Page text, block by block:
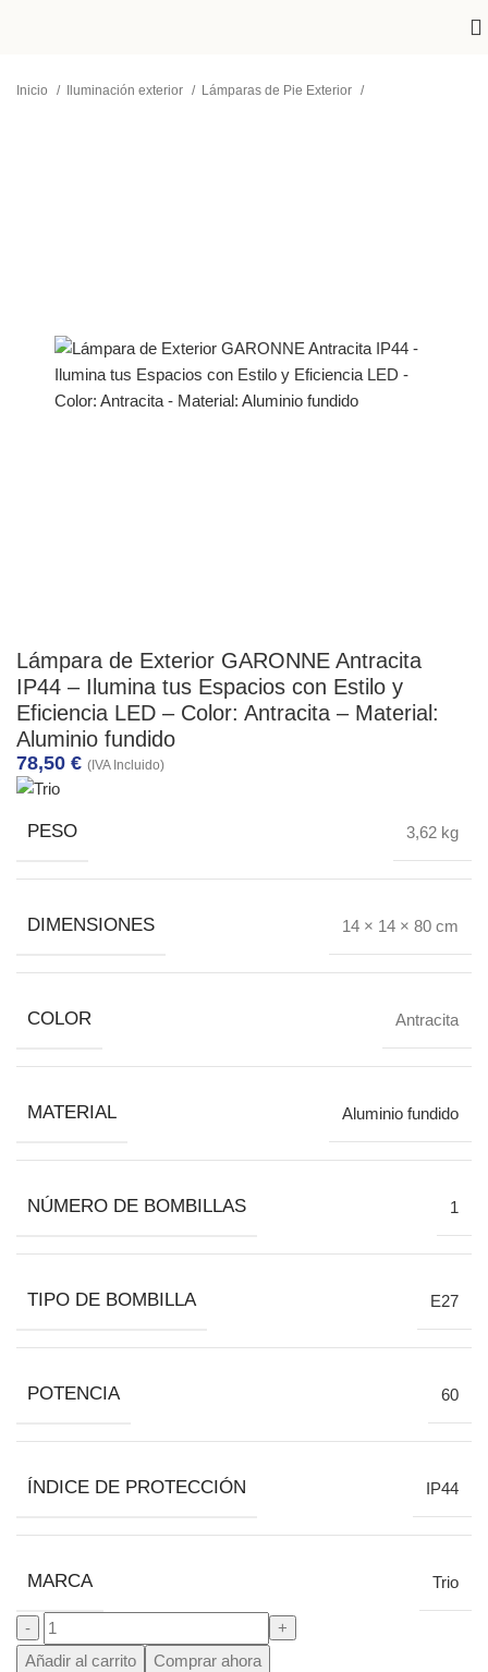
Inicio Iluminación exterior Lámparas de Pie Exterior
Lámpara de Exterior GARONNE Antracita
IP44 – Ilumina tus Espacios con Estilo y
Eficiencia LED – Color: Antracita – Material:
Aluminio fundido
78,50 € (IVA Incluido)
PESO 3,62 kg
DIMENSIONES 14 × 14 × 80 cm
COLOR Antracita
MATERIAL Aluminio fundido
NÚMERO DE BOMBILLAS 1
TIPO DE BOMBILLA E27
POTENCIA 60
ÍNDICE DE PROTECCIÓN IP44
MARCA Trio
Añadir al carrito Comprar ahora